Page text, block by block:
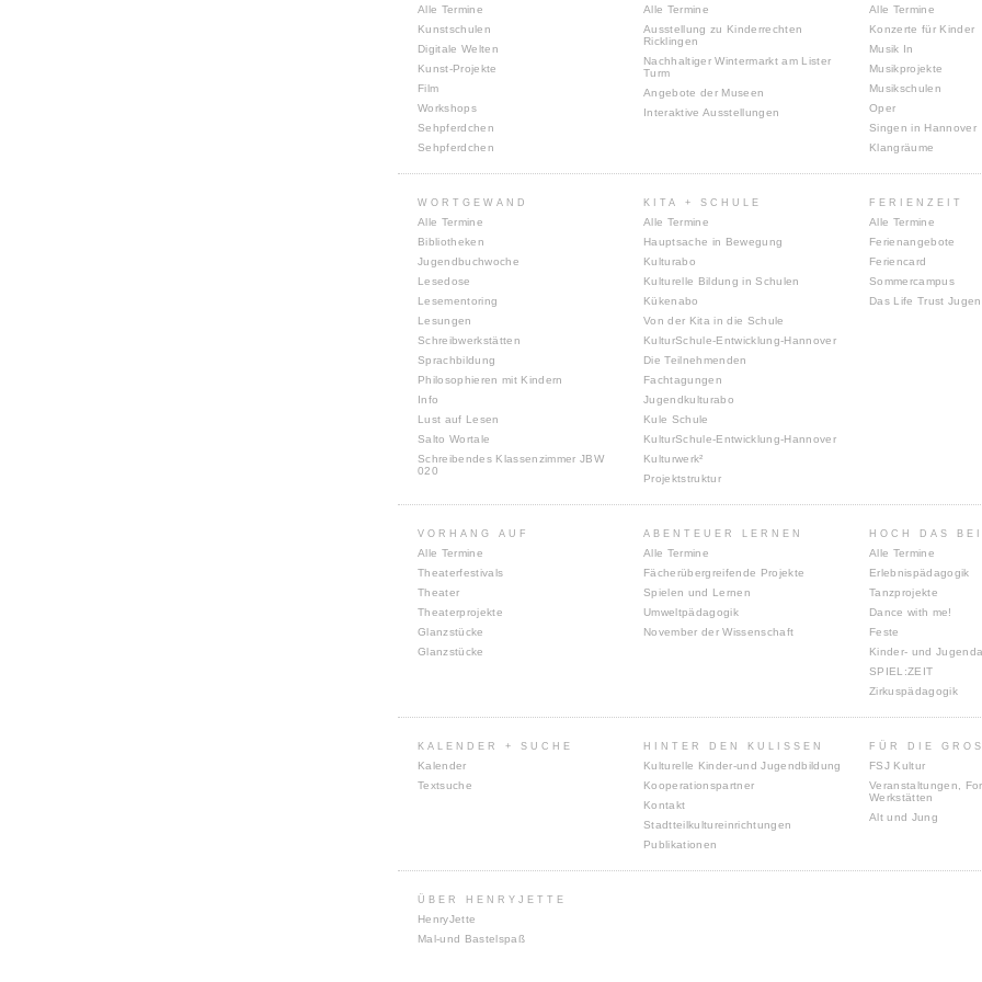
Alle Termine
Kunstschulen
Digitale Welten
Kunst-Projekte
Film
Workshops
Sehpferdchen
Sehpferdchen
Alle Termine
Ausstellung zu Kinderrechten
Ricklingen
Nachhaltiger Wintermarkt am Lister
Turm
Angebote der Museen
Interaktive Ausstellungen
Alle Termine
Konzerte für Kinder
Musik In
Musikprojekte
Musikschulen
Oper
Singen in Hannover
Klangräume
WORTGEWAND
Alle Termine
Bibliotheken
Jugendbuchwoche
Lesedose
Lesementoring
Lesungen
Schreibwerkstätten
Sprachbildung
Philosophieren mit Kindern
Info
Lust auf Lesen
Salto Wortale
Schreibendes Klassenzimmer JBW
020
KITA + SCHULE
Alle Termine
Hauptsache in Bewegung
Kulturabo
Kulturelle Bildung in Schulen
Kükenabo
Von der Kita in die Schule
KulturSchule-Entwicklung-Hannover
Die Teilnehmenden
Fachtagungen
Jugendkulturabo
Kule Schule
KulturSchule-Entwicklung-Hannover
Kulturwerk²
Projektstruktur
FERIENZEIT
Alle Termine
Ferienangebote
Feriencard
Sommercampus
Das Life Trust
VORHANG AUF
Alle Termine
Theaterfestivals
Theater
Theaterprojekte
Glanzstücke
Glanzstücke
ABENTEUER LERNEN
Alle Termine
Fächerübergreifende Projekte
Spielen und Lernen
Umweltpädagogik
November der Wissenschaft
HOCH DAS
Alle Termine
Erlebnispädagogik
Tanzprojekte
Dance with me!
Feste
Kinder- und
SPIEL:ZEIT
Zirkuspädagogik
KALENDER + SUCHE
Kalender
Textsuche
HINTER DEN KULISSEN
Kulturelle Kinder-und Jugendbildung
Kooperationspartner
Kontakt
Stadtteilkultureinrichtungen
Publikationen
FÜR DIE
FSJ Kultur
Veranstaltungen,
Werkstätten
Alt und Jung
ÜBER HENRYJETTE
HenryJette
Mal-und Bastelspaß